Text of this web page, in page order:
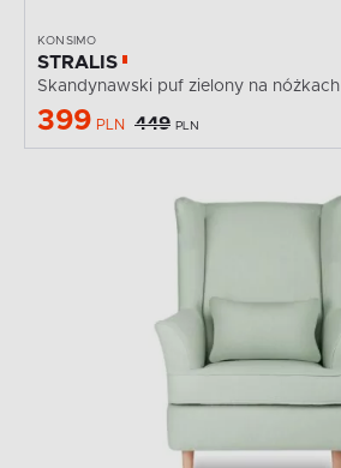
KONSIMO
STRALIS
Skandynawski puf zielony na nóżkach
399 PLN 449 PLN